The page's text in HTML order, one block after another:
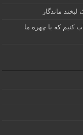
ماندگار
کنیم که با چهره ما